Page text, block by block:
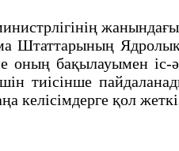
оның бақылауымен
тиiсiнше
келiсiмдерге қол